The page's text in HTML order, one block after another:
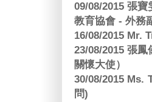
09/08/2015 張
教育協會 - 外務
16/08/2015 Mr.
23/08/2015 張
關懷大使）
30/08/2015 Ms.
問)